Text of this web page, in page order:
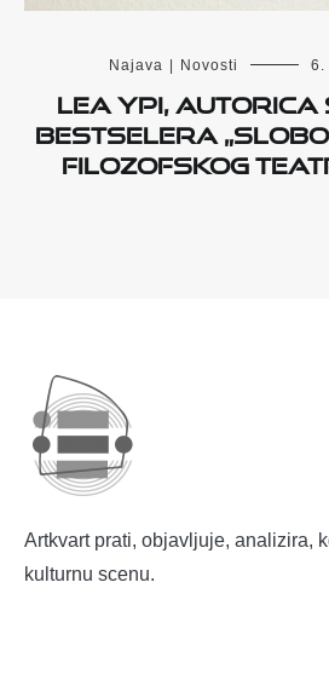
Najava | Novosti 6.
Lea Ypi,
bestselera
Filozofskog
Artkvart prati, objavljuje, analizira,
kulturnu scenu.